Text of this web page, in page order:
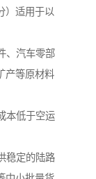
）适用于以
、汽车零部
产等原材料
本低于空运
稳定的陆路